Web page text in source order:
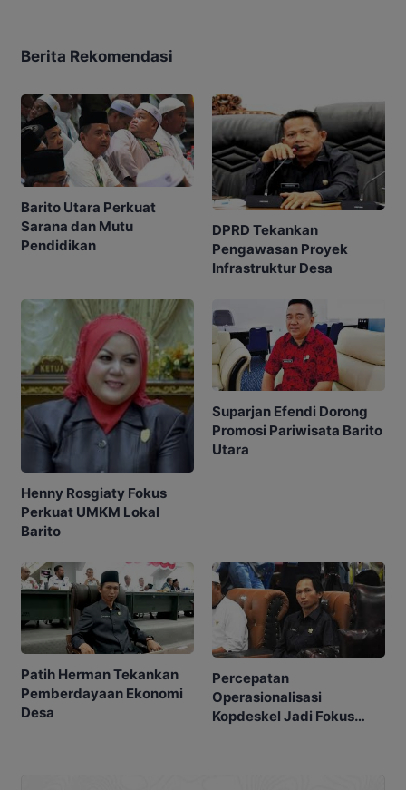
Berita Rekomendasi
Barito Utara Perkuat
Sarana dan Mutu
Pendidikan
DPRD Tekankan
Pengawasan Proyek
Infrastruktur Desa
Henny Rosgiaty Fokus
Perkuat UMKM Lokal
Barito
Suparjan Efendi Dorong
Promosi Pariwisata Barito
Utara
Patih Herman Tekankan
Pemberdayaan Ekonomi
Desa
Percepatan
Operasionalisasi
Kopdeskel Jadi Fokus